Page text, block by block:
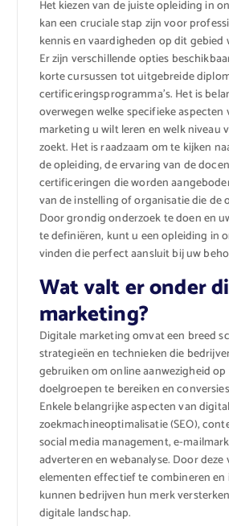
Het kiezen van de juiste opleiding in
kan een cruciale stap zijn voor
kennis en vaardigheden op dit gebied
Er zijn verschillende opties
korte cursussen tot uitgebreide
certificeringsprogramma’s. Het is
overwegen welke specifieke aspecten
marketing u wilt leren en welk niveau
zoekt. Het is raadzaam om te kijken
de opleiding, de ervaring van de
certificeringen die worden
van de instelling of organisatie die de
Door grondig onderzoek te doen en
te definiëren, kunt u een opleiding in
vinden die perfect aansluit bij uw
Wat valt er onder
marketing?
Digitale marketing omvat een breed
strategieën en technieken die
gebruiken om online aanwezigheid
doelgroepen te bereiken en
Enkele belangrijke aspecten van
zoekmachineoptimalisatie (SEO),
social media management, e-
adverteren en webanalyse. Door deze
elementen effectief te combineren en
kunnen bedrijven hun merk
digitale landschap.